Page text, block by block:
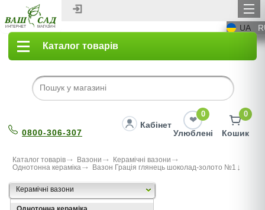
UA
Каталог товарів
0800-306-307
Кабінет
0
Улюблені
0
Кошик
Каталог товарів Вазони
Керамічні вазони
Однотонна кераміка
Вазон Грація глянець шоколад-золото №1
Керамічні вазони